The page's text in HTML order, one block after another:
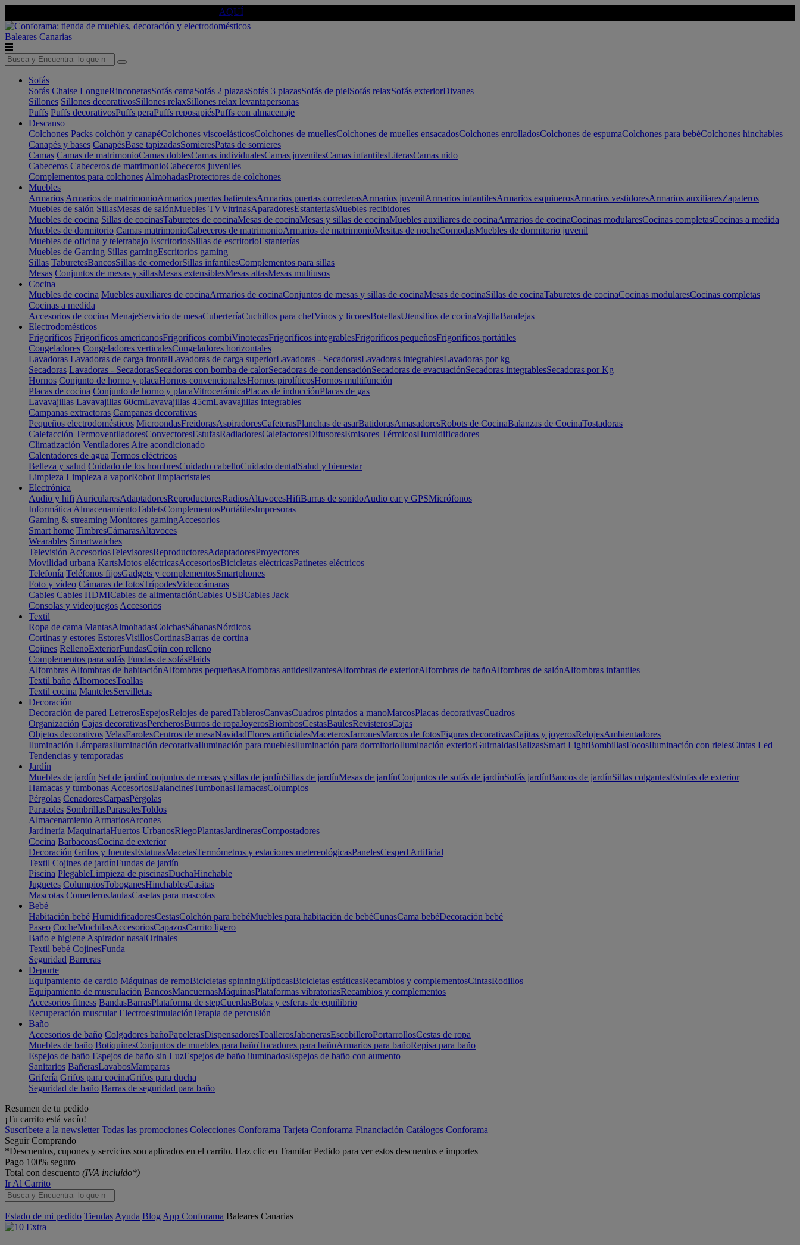
AQUÍ
Baleares Canarias
Sofás
Sofás Chaise LongueRinconerasSofás camaSofás 2 plazasSofás 3 plazasSofás de pielSofás relaxSofás exteriorDivanes
Sillones Sillones decorativosSillones relaxSillones relax levantapersonas
Puffs Puffs decorativosPuffs peraPuffs reposapiésPuffs con almacenaje
Descanso
Colchones Packs colchón y canapéColchones viscoelásticosColchones de muellesColchones de muelles ensacadosColchones enrolladosColchones de espumaColchones para bebéColchones hinchables
Canapés y bases CanapésBase tapizadasSomieresPatas de somieres
Camas Camas de matrimonioCamas doblesCamas individualesCamas juvenilesCamas infantilesLiterasCamas nido
Cabeceros Cabeceros de matrimonioCabeceros juveniles
Complementos para colchones AlmohadasProtectores de colchones
Muebles
Armarios Armarios de matrimonioArmarios puertas batientesArmarios puertas correderasArmarios juvenilArmarios infantilesArmarios esquinerosArmarios vestidoresArmarios auxiliaresZapateros
Muebles de salón SillasMesas de salónMuebles TVVitrinasAparadoresEstanteriasMuebles recibidores
Muebles de cocina Sillas de cocinasTaburetes de cocinaMesas de cocinaMesas y sillas de cocinaMuebles auxiliares de cocinaArmarios de cocinaCocinas modularesCocinas completasCocinas a medida
Muebles de dormitorio Camas matrimonioCabeceros de matrimonioArmarios de matrimonioMesitas de nocheComodasMuebles de dormitorio juvenil
Muebles de oficina y teletrabajo EscritoriosSillas de escritorioEstanterías
Muebles de Gaming Sillas gamingEscritorios gaming
Sillas TaburetesBancosSillas de comedorSillas infantilesComplementos para sillas
Mesas Conjuntos de mesas y sillasMesas extensiblesMesas altasMesas multiusos
Cocina
Muebles de cocina Muebles auxiliares de cocinaArmarios de cocinaConjuntos de mesas y sillas de cocinaMesas de cocinaSillas de cocinaTaburetes de cocinaCocinas modularesCocinas completas
Cocinas a medida
Accesorios de cocina MenajeServicio de mesaCuberteríaCuchillos para chefVinos y licoresBotellasUtensilios de cocinaVajillaBandejas
Electrodomésticos
Frigoríficos Frigoríficos americanosFrigoríficos combiVinotecasFrigoríficos integrablesFrigoríficos pequeñosFrigoríficos portátiles
Congeladores Congeladores verticalesCongeladores horizontales
Lavadoras Lavadoras de carga frontalLavadoras de carga superiorLavadoras - SecadorasLavadoras integrablesLavadoras por kg
Secadoras Lavadoras - SecadorasSecadoras con bomba de calorSecadoras de condensaciónSecadoras de evacuaciónSecadoras integrablesSecadoras por Kg
Hornos Conjunto de horno y placaHornos convencionalesHornos pirolíticosHornos multifunción
Placas de cocina Conjunto de horno y placaVitrocerámicaPlacas de inducciónPlacas de gas
Lavavajillas Lavavajillas 60cmLavavajillas 45cmLavavajillas integrables
Campanas extractoras Campanas decorativas
Pequeños electrodomésticos MicroondasFreidorasAspiradoresCafeterasPlanchas de asarBatidorasAmasadoresRobots de CocinaBalanzas de CocinaTostadoras
Calefacción TermoventiladoresConvectoresEstufasRadiadoresCalefactoresDifusoresEmisores TérmicosHumidificadores
Climatización Ventiladores Aire acondicionado
Calentadores de agua Termos eléctricos
Belleza y salud Cuidado de los hombresCuidado cabelloCuidado dentalSalud y bienestar
Limpieza Limpieza a vaporRobot limpiacristales
Electrónica
Audio y hifi AuricularesAdaptadoresReproductoresRadiosAltavocesHifiBarras de sonidoAudio car y GPSMicrófonos
Informática AlmacenamientoTabletsComplementosPortátilesImpresoras
Gaming & streaming Monitores gamingAccesorios
Smart home TimbresCámarasAltavoces
Wearables Smartwatches
Televisión AccesoriosTelevisoresReproductoresAdaptadoresProyectores
Movilidad urbana KartsMotos eléctricasAccesoriosBicicletas eléctricasPatinetes eléctricos
Telefonía Teléfonos fijosGadgets y complementosSmartphones
Foto y vídeo Cámaras de fotosTrípodesVideocámaras
Cables Cables HDMICables de alimentaciónCables USBCables Jack
Consolas y videojuegos Accesorios
Textil
Ropa de cama MantasAlmohadasColchasSábanasNórdicos
Cortinas y estores EstoresVisillosCortinasBarras de cortina
Cojines RellenoExteriorFundasCojín con relleno
Complementos para sofás Fundas de sofásPlaids
Alfombras Alfombras de habitaciónAlfombras pequeñasAlfombras antideslizantesAlfombras de exteriorAlfombras de bañoAlfombras de salónAlfombras infantiles
Textil baño AlbornocesToallas
Textil cocina MantelesServilletas
Decoración
Decoración de pared LetrerosEspejosRelojes de paredTablerosCanvasCuadros pintados a manoMarcosPlacas decorativasCuadros
Organización Cajas decorativasPercherosBurros de ropaJoyerosBiombosCestasBaúlesRevisterosCajas
Objetos decorativos VelasFarolesCentros de mesaNavidadFlores artificialesMaceterosJarronesMarcos de fotosFiguras decorativasCajitas y joyerosRelojesAmbientadores
Iluminación LámparasIluminación decorativaIluminación para mueblesIluminación para dormitorioIluminación exteriorGuirnaldasBalizasSmart LightBombillasFocosIluminación con rielesCintas Led
Tendencias y temporadas
Jardín
Muebles de jardín Set de jardínConjuntos de mesas y sillas de jardínSillas de jardínMesas de jardínConjuntos de sofás de jardínSofás jardínBancos de jardínSillas colgantesEstufas de exterior
Hamacas y tumbonas AccesoriosBalancinesTumbonasHamacasColumpios
Pérgolas CenadoresCarpasPérgolas
Parasoles SombrillasParasolesToldos
Almacenamiento ArmariosArcones
Jardinería MaquinariaHuertos UrbanosRiegoPlantasJardinerasCompostadores
Cocina BarbacoasCocina de exterior
Decoración Grifos y fuentesEstatuasMacetasTermómetros y estaciones metereológicasPanelesCesped Artificial
Textil Cojines de jardínFundas de jardín
Piscina PlegableLimpieza de piscinasDuchaHinchable
Juguetes ColumpiosToboganesHinchablesCasitas
Mascotas ComederosJaulasCasetas para mascotas
Bebé
Habitación bebé HumidificadoresCestasColchón para bebéMuebles para habitación de bebéCunasCama bebéDecoración bebé
Paseo CocheMochilasAccesoriosCapazosCarrito ligero
Baño e higiene Aspirador nasalOrinales
Textil bebé CojinesFunda
Seguridad Barreras
Deporte
Equipamiento de cardio Máquinas de remoBicicletas spinningElípticasBicicletas estáticasRecambios y complementosCintasRodillos
Equipamiento de musculación BancosMancuernasMáquinasPlataformas vibratoriasRecambios y complementos
Accesorios fitness BandasBarrasPlataforma de stepCuerdasBolas y esferas de equilibrio
Recuperación muscular ElectroestimulaciónTerapia de percusión
Baño
Accesorios de baño Colgadores bañoPapelerasDispensadoresToallerosJabonerasEscobilleroPortarrollosCestas de ropa
Muebles de baño BotiquinesConjuntos de muebles para bañoTocadores para bañoArmarios para bañoRepisa para baño
Espejos de baño Espejos de baño sin LuzEspejos de baño iluminadosEspejos de baño con aumento
Sanitarios BañerasLavabosMamparas
Grifería Grifos para cocinaGrifos para ducha
Seguridad de baño Barras de seguridad para baño
Resumen de tu pedido
¡Tu carrito está vacío!
Suscríbete a la newsletter Todas las promociones Colecciones Conforama Tarjeta Conforama Financiación Catálogos Conforama
Seguir Comprando
*Descuentos, cupones y servicios son aplicados en el carrito. Haz clic en Tramitar Pedido para ver estos descuentos e importes
Pago 100% seguro
Total con descuento (IVA incluido*)
Ir Al Carrito
Estado de mi pedido Tiendas Ayuda Blog App Conforama Baleares Canarias